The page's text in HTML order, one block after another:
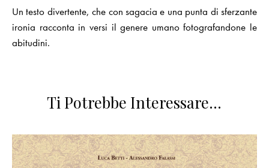
Un testo divertente, che con sagacia e una punta di sferzante
ironia racconta in versi il genere umano fotografandone le
abitudini.
Ti Potrebbe Interessare…